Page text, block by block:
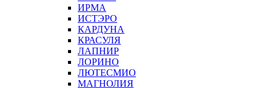
ИРМА
ИСТЭРО
КАРДУНА
КРАСУЛЯ
ЛАПНИР
ЛОРИНО
ЛЮТЕСМИО
МАГНОЛИЯ